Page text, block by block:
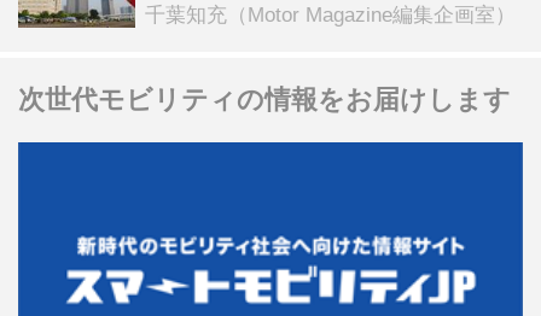
ンテンツも
千葉知充（Motor Magazine編集企画室）
次世代モビリティの情報をお届けします